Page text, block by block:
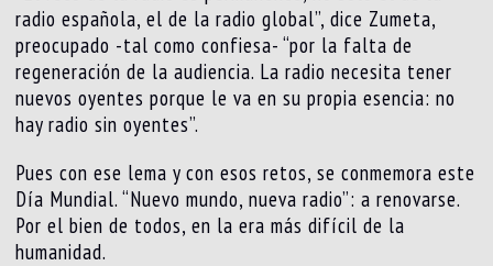
radio española, el de la radio global”, dice Zumeta,
preocupado -tal como confiesa- “por la falta de
regeneración de la audiencia. La radio necesita tener
nuevos oyentes porque le va en su propia esencia: no
hay radio sin oyentes”.
Pues con ese lema y con esos retos, se conmemora este
Día Mundial. “Nuevo mundo, nueva radio”: a renovarse.
Por el bien de todos, en la era más difícil de la
humanidad.